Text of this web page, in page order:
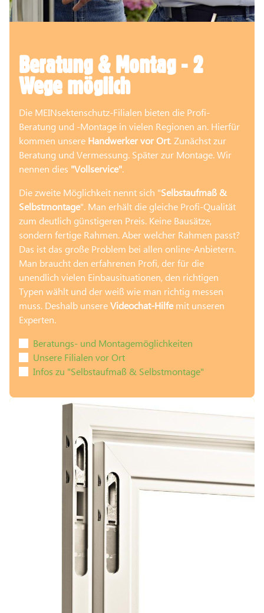
Beratung & Montag - 2
Wege möglich
Die MEINsektenschutz-Filialen bieten die Profi-
Beratung und -Montage in vielen Regionen an. Hierfür
kommen unsere Handwerker vor Ort. Zunächst zur
Beratung und Vermessung. Später zur Montage. Wir
nennen dies "Vollservice".
Die zweite Möglichkeit nennt sich "Selbstaufmaß &
Selbstmontage". Man erhält die gleiche Profi-Qualität
zum deutlich günstigeren Preis. Keine Bausätze,
sondern fertige Rahmen. Aber welcher Rahmen passt?
Das ist das große Problem bei allen online-Anbietern.
Man braucht den erfahrenen Profi, der für die
unendlich vielen Einbausituationen, den richtigen
Typen wählt und der weiß wie man richtig messen
muss. Deshalb unsereVideochat-Hilfemit unseren
Experten.
Beratungs- und Montagemöglichkeiten
Unsere Filialen vor Ort
Infos zu "Selbstaufmaß & Selbstmontage"